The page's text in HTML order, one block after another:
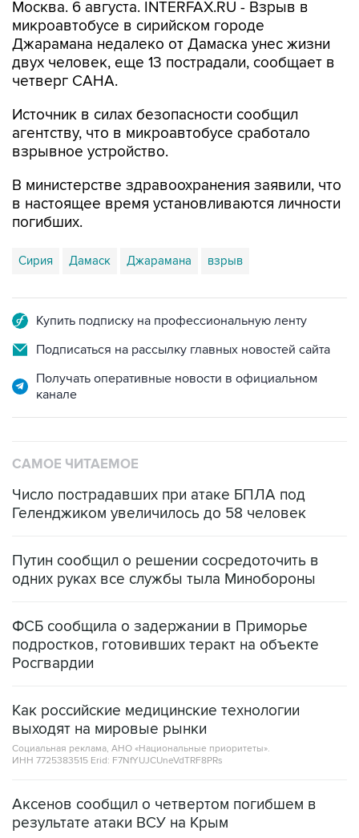
Москва. 6 августа. INTERFAX.RU - Взрыв в
микроавтобусе в сирийском городе
Джарамана недалеко от Дамаска унес жизни
двух человек, еще 13 пострадали, сообщает в
четверг САНА.
Источник в силах безопасности сообщил
агентству, что в микроавтобусе сработало
взрывное устройство.
В министерстве здравоохранения заявили, что
в настоящее время установливаются личности
погибших.
Сирия Дамаск Джарамана взрыв
Купить подписку на профессиональную ленту
Подписаться на рассылку главных новостей сайта
Получать оперативные новости в официальном
канале
САМОЕ ЧИТАЕМОЕ
Число пострадавших при атаке БПЛА под
Геленджиком увеличилось до 58 человек
Путин сообщил о решении сосредоточить в
одних руках все службы тыла Минобороны
ФСБ сообщила о задержании в Приморье
подростков, готовивших теракт на объекте
Росгвардии
Как российские медицинские технологии
выходят на мировые рынки
Социальная реклама, АНО «Национальные приоритеты».
ИНН 7725383515 Erid: F7NfYUJCUneVdTRF8PRs
Аксенов сообщил о четвертом погибшем в
результате атаки ВСУ на Крым